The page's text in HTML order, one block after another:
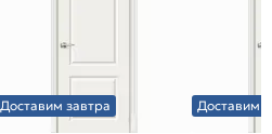
Доставим завтра Доставим